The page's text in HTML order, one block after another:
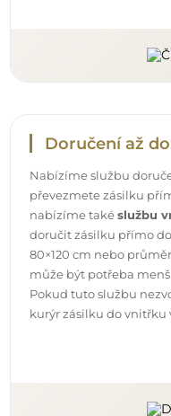
Návody
Aby byla montáž a
bezstarostné, připravili
Najdete v nich všechny
montáži zrcadla, a také
údržby, abyste se mohli
vzhledu.
Prohlédněte si